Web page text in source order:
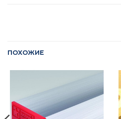
ПОХОЖИЕ